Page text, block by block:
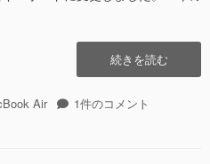
“MacBook
Air
2020)
続きを読む
Air
MacBook
1件のコメント